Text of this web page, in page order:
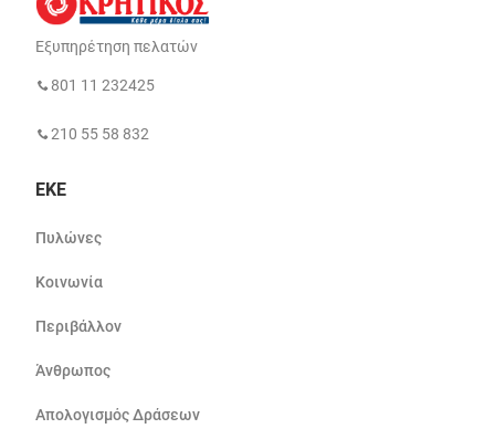
Εξυπηρέτηση πελατών
801 11 232425
210 55 58 832
ΕΚΕ
Πυλώνες
Κοινωνία
Περιβάλλον
Άνθρωπος
Απολογισμός Δράσεων